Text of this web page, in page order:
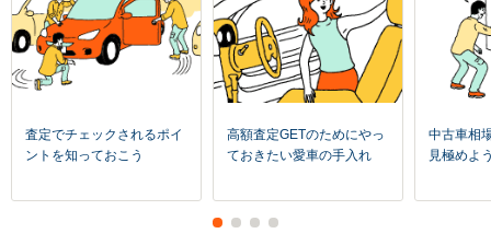
査定でチェックされるポイ
ントを知っておこう
高額査定GETのためにやっ
ておきたい愛車の手入れ
中古車相
見極めよ